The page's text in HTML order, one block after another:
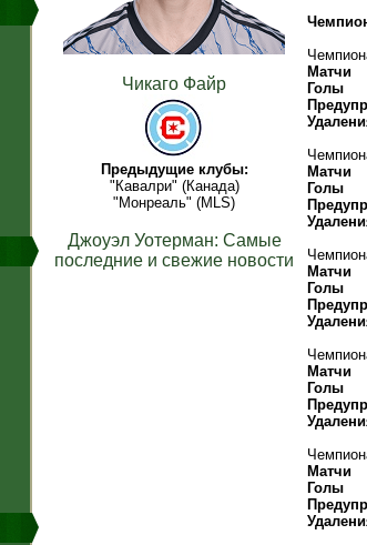
Чикаго Файр
Предыдущие клубы:
"Кавалри" (Канада)
"Монреаль" (MLS)
Джоуэл Уотерман: Самые
последние и свежие новости
Матчи
Голы
Матчи
Голы
Матчи
Голы
Матчи
Голы
Матчи
Голы